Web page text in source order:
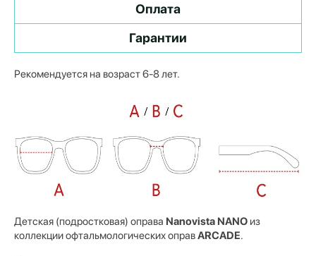
Оплата
Гарантии
Рекомендуется на возраст 6-8 лет.
Детская (подростковая) оправа Nanovista NANO из
коллекции офтальмологических оправARCADE.